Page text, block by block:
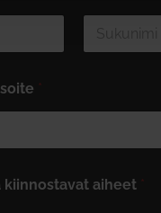
*
kiinnostavat aiheet *